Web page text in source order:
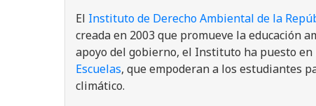
El Instituto de Derecho Ambiental de la
creada en 2003 que promueve la educación
apoyo del gobierno, el Instituto ha puesto
Escuelas, que empoderan a los estudiantes
climático.